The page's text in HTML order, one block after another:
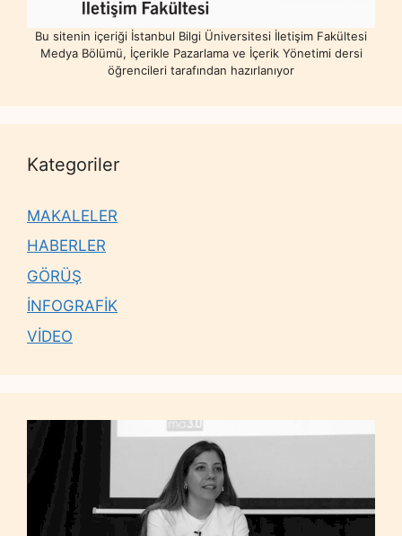
Bu sitenin içeriği İstanbul Bilgi Üniversitesi İletişim Fakültesi
Medya Bölümü, İçerikle Pazarlama ve İçerik Yönetimi dersi
öğrencileri tarafından hazırlanıyor
Kategoriler
MAKALELER
HABERLER
GÖRÜŞ
İNFOGRAFİK
VİDEO